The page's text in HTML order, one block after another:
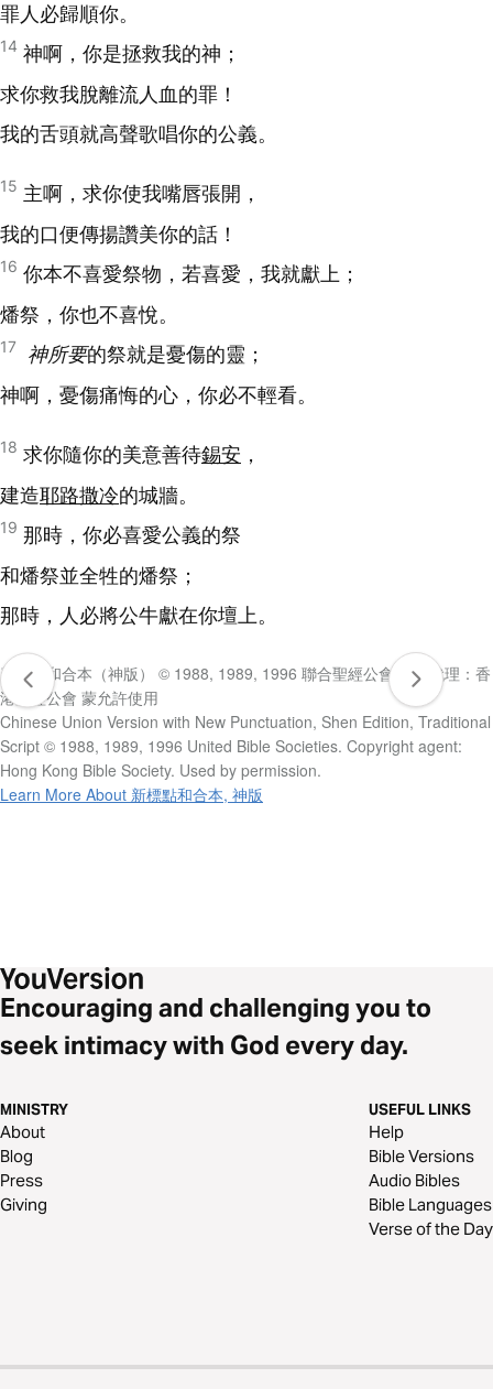
罪人必歸順你。
14 神啊，你是拯救我的神；
求你救我脫離流人血的罪！
我的舌頭就高聲歌唱你的公義。
15 主啊，求你使我嘴唇張開，
我的口便傳揚讚美你的話！
16 你本不喜愛祭物，若喜愛，我就獻上；
燔祭，你也不喜悅。
17 神所要的祭就是憂傷的靈；
神啊，憂傷痛悔的心，你必不輕看。
18 求你隨你的美意善待錫安 ，
建造耶路撒冷的城牆。
19 那時，你必喜愛公義的祭
和燔祭並全牲的燔祭；
那時，人必將公牛獻在你壇上。
新標點和合本（神版） © 1988, 1989, 1996 聯合聖經公會 版權代理：香
港聖經公會 蒙允許使用
Chinese Union Version with New Punctuation, Shen Edition, Traditional
Script © 1988, 1989, 1996 United Bible Societies. Copyright agent:
Hong Kong Bible Society. Used by permission.
Learn More About 新標點和合本, 神版
Encouraging and challenging you to
seek intimacy with God every day.
MINISTRY
About
Blog
Press
Giving
USEFUL LINKS
Help
Bible Versions
Audio Bibles
Bible Languages
Verse of the Day